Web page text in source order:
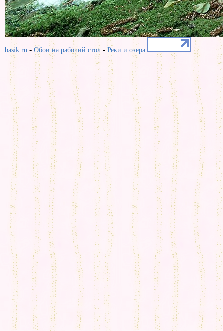
basik.ru - Обои на рабочий стол - Реки и озера